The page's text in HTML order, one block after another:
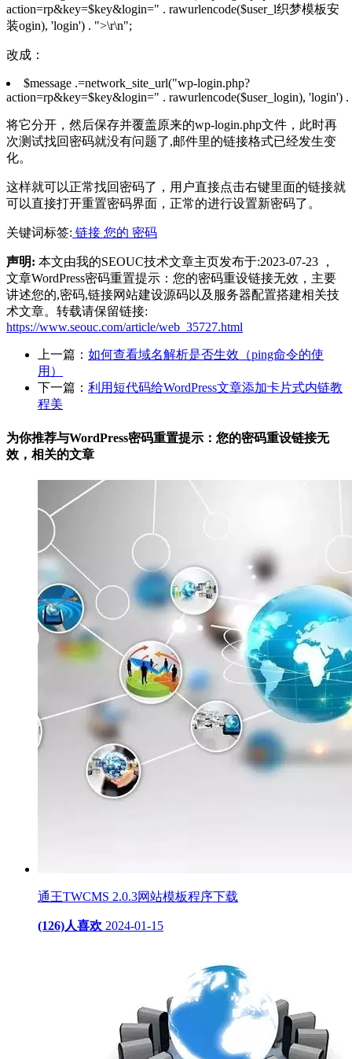
action=rp&key=$key&login=" . rawurlencode($user_l织梦模板安
装ogin), 'login') . ">\r\n";
改成：
$message .=network_site_url("wp-login.php?
action=rp&key=$key&login=" . rawurlencode($user_login), 'login')
将它分开，然后保存并覆盖原来的wp-login.php文件，此时再
次测试找回密码就没有问题了,邮件里的链接格式已经发生变
化。
这样就可以正常找回密码了，用户直接点击右键里面的链接就
可以直接打开重置密码界面，正常的进行设置新密码了。
关键词标签: 链接 您的 密码
声明: 本文由我的SEOUC技术文章主页发布于:2023-07-23 ，
文章WordPress密码重置提示：您的密码重设链接无效，主要
讲述您的,密码,链接网站建设源码以及服务器配置搭建相关技
术文章。转载请保留链接:
https://www.seouc.com/article/web_35727.html
上一篇： 如何查看域名解析是否生效（ping命令的使
用）
下一篇： 利用短代码给WordPress文章添加卡片式内链教
程美
为你推荐与WordPress密码重置提示：您的密码重设链接无
效，相关的文章
通王TWCMS 2.0.3网站模板程序下载
(126)人喜欢 2024-01-15